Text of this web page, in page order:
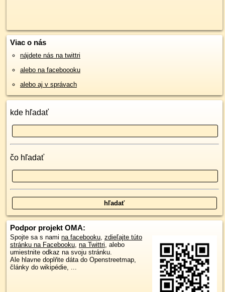
Viac o nás
nájdete nás na twittri
alebo na faceboooku
alebo aj v správach
kde hľadať
čo hľadať
Podpor projekt OMA:
Spojte sa s nami na facebooku, zdieľajte túto
stránku na Facebooku, na Twittri, alebo
umiestnite odkaz na svoju stránku.
Ale hlavne doplňte dáta do Openstreetmap,
články do wikipédie, ...